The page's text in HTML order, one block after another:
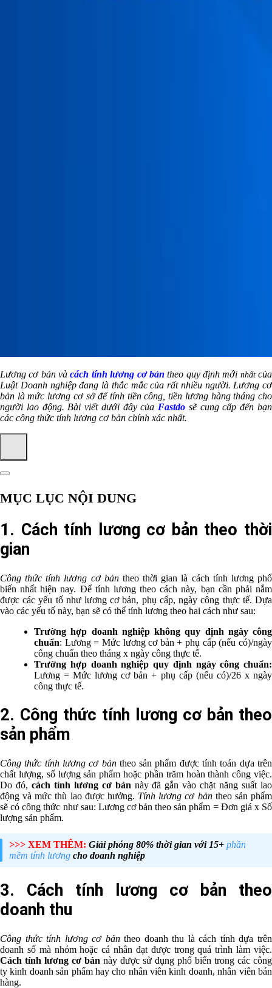
Lương cơ bản vàcách tính lương cơ bản theo quy định mới nhấtcủa
Luật Doanh nghiệp đang là thắc mắc của rất nhiều người. Lương cơ
bản là mức lương cơ sở để tính tiền công, tiền lương hàng tháng cho
người lao động. Bài viết dưới đây củaFastdo sẽ cung cấp đến bạn
các công thức tính lương cơ bản chính xác nhất.
MỤC LỤC NỘI DUNG
1. Cách tính lương cơ bản theo thời
gian
Công thức tính lương cơ bảntheo thời gian là cách tính lương phổ
biến nhất hiện nay. Để tính lương theo cách này, bạn cần phải nắm
được các yếu tố như lương cơ bản, phụ cấp, ngày công thực tế. Dựa
vào các yếu tố này, bạn sẽ có thể tính lương theo hai cách như sau:
Trường hợp doanh nghiệp không quy định ngày công
chuẩn: Lương = Mức lương cơ bản + phụ cấp (nếu có)/ngày
công chuẩn theo tháng x ngày công thực tế.
Trường hợp doanh nghiệp quy định ngày công chuẩn:
Lương = Mức lương cơ bản + phụ cấp (nếu có)/26 x ngày
công thực tế.
2. Công thức tính lương cơ bản theo
sản phẩm
Công thức tính lương cơ bảntheo sản phẩm được tính toán dựa trên
chất lượng, số lượng sản phẩm hoặc phần trăm hoàn thành công việc.
Do đó, cách tính lương cơ bản này đã gắn vào chặt năng suất lao
động và mức thù lao được hưởng. Tính lương cơ bảntheo sản phẩm
sẽ có công thức như sau: Lương cơ bản theo sản phẩm = Đơn giá x Số
lượng sản phẩm.
>>> XEM THÊM: Giải phóng 80% thời gian với 15+ phần
mềm tính lương cho doanh nghiệp
3. Cách tính lương cơ bản theo
doanh thu
Công thức tính lương cơ bảntheo doanh thu là cách tính dựa trên
doanh số mà nhóm hoặc cá nhân đạt được trong quá trình làm việc.
Cách tính lương cơ bản này được sử dụng phổ biến trong các công
ty kinh doanh sản phẩm hay cho nhân viên kinh doanh, nhân viên bán
hàng.